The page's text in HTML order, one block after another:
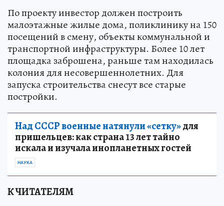
По проекту инвестор должен построить
малоэтажные жилые дома, поликлинику на 150
посещений в смену, объекты коммунальной и
транспортной инфраструктуры. Более 10 лет
площадка заброшена, раньше там находилась
колония для несовершеннолетних. Для
запуска строительства снесут все старые
постройки.
Над СССР военные натянули «сетку»для
пришельцев: как страна 13 лет тайно
искала и изучала инопланетных гостей
НАУКА
К ЧИТАТЕЛЯМ